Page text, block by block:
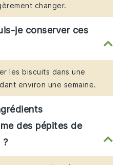
changer.
je conserver ces
les biscuits dans une
environ une semaine.
des pépites de
?